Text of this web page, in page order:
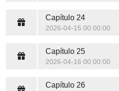
Capítulo 24
2026-04-15 00:00:00
Capítulo 25
2026-04-16 00:00:00
Capítulo 26